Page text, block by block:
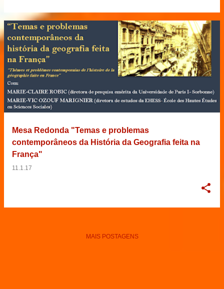
Mesa Redonda "Temas e problemas
contemporâneos da História da Geografia feita na
França"
11.1.17
MAIS POSTAGENS